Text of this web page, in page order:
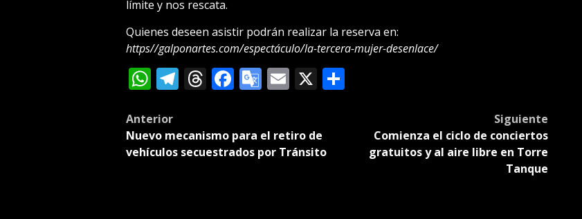
límite y nos rescata.
Quienes deseen asistir podrán realizar la reserva en:
https//galponartes.com/espectáculo/la-tercera-mujer-desenlace/
WhatsApp
Telegram
Threads
Facebook
Google
Email
X Compartir
Post
navigation
Anterior
Nuevo mecanismo para el retiro de
vehículos secuestrados por Tránsito
Siguiente
Comienza el ciclo de conciertos
gratuitos y al aire libre en Torre
Tanque